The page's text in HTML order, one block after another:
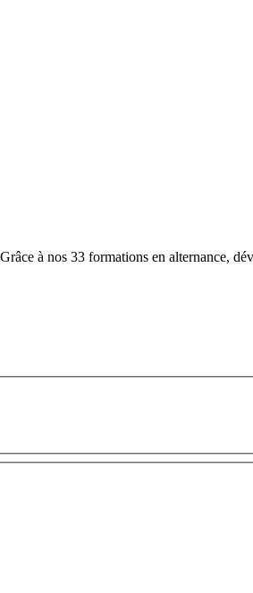
à nos 33 formations en alternance,